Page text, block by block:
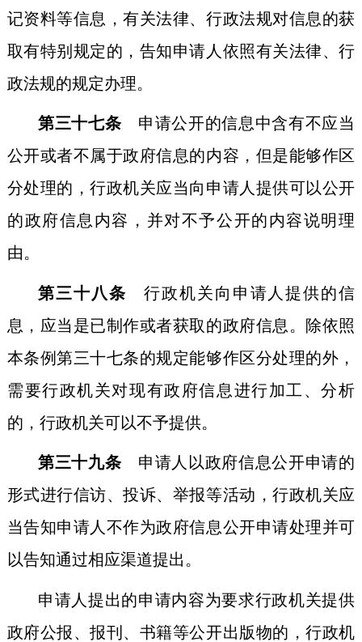
记资料等信息，有关法律、行政法规对信息的获
取有特别规定的，告知申请人依照有关法律、行
政法规的规定办理。
第三十七条 申请公开的信息中含有不应当
公开或者不属于政府信息的内容，但是能够作区
分处理的，行政机关应当向申请人提供可以公开
的政府信息内容，并对不予公开的内容说明理
由。
第三十八条 行政机关向申请人提供的信
息，应当是已制作或者获取的政府信息。除依照
本条例第三十七条的规定能够作区分处理的外，
需要行政机关对现有政府信息进行加工、分析
的，行政机关可以不予提供。
第三十九条 申请人以政府信息公开申请的
形式进行信访、投诉、举报等活动，行政机关应
当告知申请人不作为政府信息公开申请处理并可
以告知通过相应渠道提出。
申请人提出的申请内容为要求行政机关提供
政府公报、报刊、书籍等公开出版物的，行政机